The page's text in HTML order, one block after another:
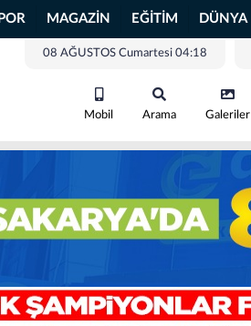
MAGAZİN EĞİTİM DÜNYA
08 AĞUSTOS Cumartesi 04:18
Mobil Arama Galeriler